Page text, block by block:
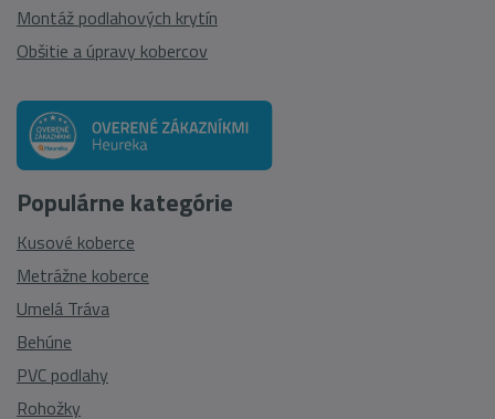
Montáž podlahových krytín
Obšitie a úpravy kobercov
Populárne kategórie
Kusové koberce
Metrážne koberce
Umelá Tráva
Behúne
PVC podlahy
Rohožky